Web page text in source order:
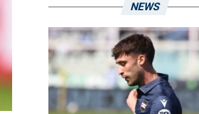
NEWS